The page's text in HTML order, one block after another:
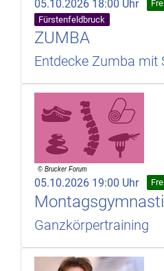
05.10.2026 18:00 Uhr
Fürstenfeldbruck
ZUMBA
Entdecke Zumba mit
05.10.2026 19:00 Uhr
Ganzkörpertraining